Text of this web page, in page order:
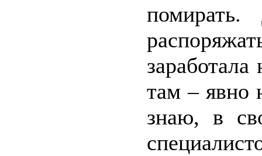
там – явно
знаю, в